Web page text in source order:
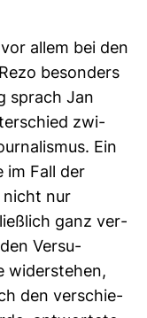
allem bei den
beson­ders
sprach Jan
zwi­
Ein
im Fall der
nicht nur
ganz ver­
Ver­su­
wider­stehen,
den ver­schie­